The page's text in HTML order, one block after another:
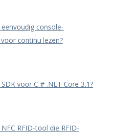
console-
continu lezen?
voor C # .NET Core 3.1?
RFID-tool die RFID-